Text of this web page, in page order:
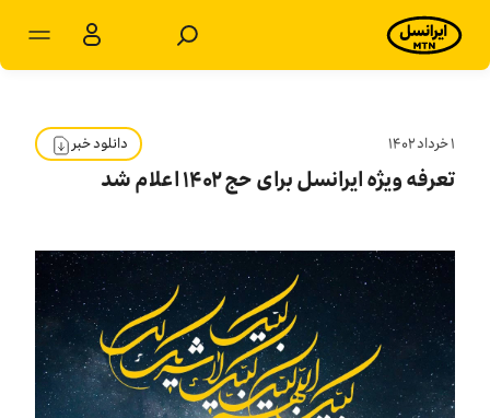
محصولات
خدمات
پشتیبانی
سرویس‌های ویژه
۱ خرداد ۱۴۰۲ دانلود خبر
تعرفه ویژه ایرانسل برای حج ۱۴۰۲ اعلام شد